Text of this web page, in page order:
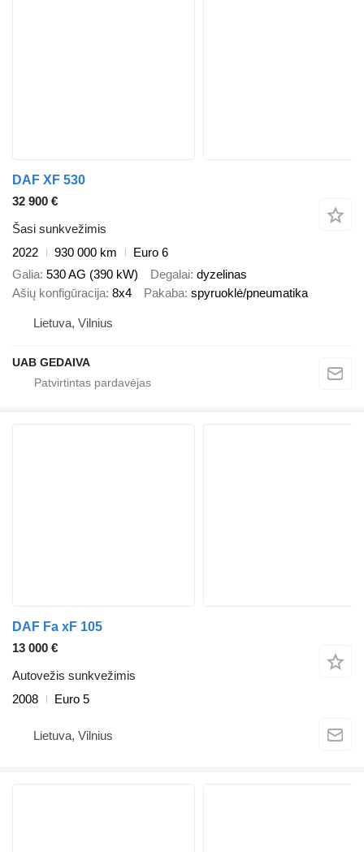
DAF XF 530
32 900 €
Šasi sunkvežimis
2022
930 000 km
Euro 6
Galia 530 AG (390 kW) Degalai dyzelinas
Ašių konfigūracija 8x4 Pakaba spyruoklė/pneumatika
Lietuva, Vilnius
UAB GEDAIVA
DAF Fa xF 105
13 000 €
Autovežis sunkvežimis
2008
Euro 5
Lietuva, Vilnius